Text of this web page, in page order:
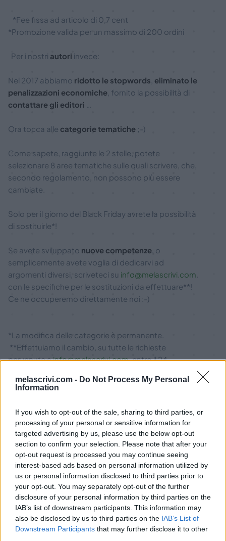
melascrivi.com - Do Not Process My Personal
Information
If you wish to opt-out of the sale, sharing to third parties, or
processing of your personal or sensitive information for
targeted advertising by us, please use the below opt-out
section to confirm your selection. Please note that after your
opt-out request is processed you may continue seeing
interest-based ads based on personal information utilized by
us or personal information disclosed to third parties prior to
your opt-out. You may separately opt-out of the further
disclosure of your personal information by third parties on the
IAB’s list of downstream participants. This information may
also be disclosed by us to third parties on the IAB’s List of
Downstream Participants that may further disclose it to other
*Fee fissa ad articolo di 0,7 cent
*Promozione valida per un massimo di 200 ordini
Per i nostri autori invece:
Nel 2017 abbiamo ridotto le stopwords eliminato le
penalizzazioni economiche , fornito la possibilità di
contattare gli editori
Ora tocca alle categorie tematiche ;-)
Come sapete, raggiunte le 2 stelle, potete
selezionare 8 aree tematiche sulle quali scrivere, che,
secondo regolamento, non possono più essere
cambiate.
Solo per il giorno del Black Friday avrete la possibilità
di sostituirle*!
Se avete sviluppato nuove competenze , o
semplicemente avete voglia di dedicarvi ad
argomenti diversi, scriveteci su info@melascrivi.com
con le specifiche per le sostituzioni da effettuare**!
Ce ne occuperemo direttamente noi :-)
*La modifica delle categorie è permanente.
**Effettuiamo il cambio, su tutte le richieste
pervenute ainfo@melascrivi.com. entro il 24
Buon Black Friday,
da tutto lo Staff Melascrivi
acquista traduzione